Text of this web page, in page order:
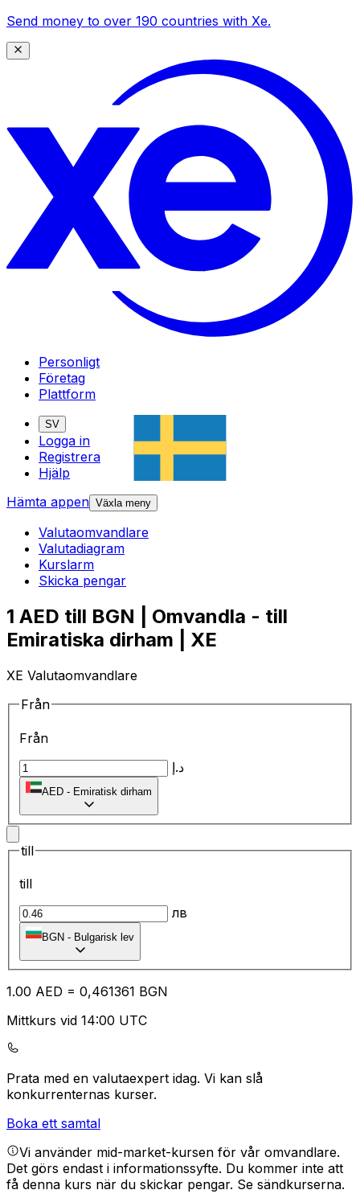
Send money to over 190 countries with Xe.
Personligt
Företag
Plattform
SV
Logga in
Registrera
Hjälp
Hämta appen Växla meny
Valutaomvandlare
Valutadiagram
Kurslarm
Skicka pengar
1 AED till BGN | Omvandla - till
Emiratiska dirham | XE
XE Valutaomvandlare
Från
Från
د.إ
AED - Emiratisk dirham
till
till
лв
BGN - Bulgarisk lev
1.00 AED = 0,461361 BGN
Mittkurs vid 14:00 UTC
Prata med en valutaexpert idag. Vi kan slå
konkurrenternas kurser.
Boka ett samtal
Vi använder mid-market-kursen för vår omvandlare.
Det görs endast i informationssyfte. Du kommer inte att
få denna kurs när du skickar pengar. Se sändkurserna.